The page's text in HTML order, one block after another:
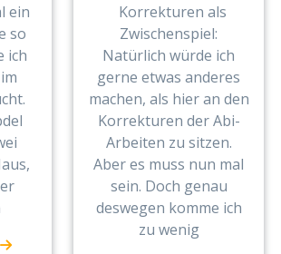
ein
so
ich
Korrekturen als
Zwischenspiel:
Natürlich würde ich
gerne etwas anderes
machen, als hier an den
Korrekturen der Abi-
Arbeiten zu sitzen.
Aber es muss nun mal
sein. Doch genau
deswegen komme ich
zu wenig